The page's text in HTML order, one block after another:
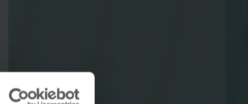
smartare energihushållning.